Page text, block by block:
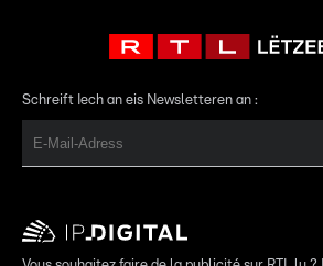
Schreift Iech an eis Newsletteren an :